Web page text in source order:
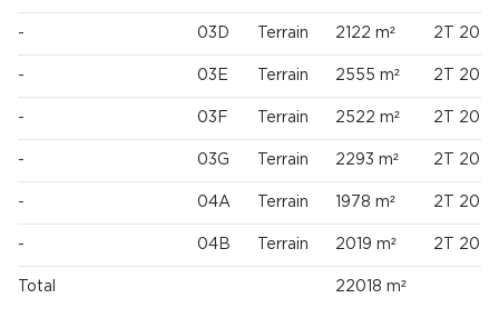
- 03D Terrain 2122 m² 2T 2026
- 03E Terrain 2555 m² 2T 2026
- 03F Terrain 2522 m² 2T 2026
- 03G Terrain 2293 m² 2T 2026
- 04A Terrain 1978 m² 2T 2026
- 04B Terrain 2019 m² 2T 2026
Total 22018 m²